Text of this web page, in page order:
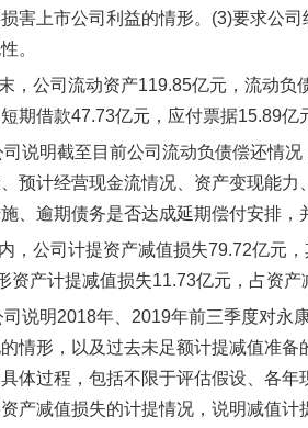
害上市公司利益的情形。(3)要求公
。
，公司流动资产119.85亿元，流动
期借款47.73亿元，应付票据15.89亿
司说明截至目前公司流动负债偿还情
预计经营现金流情况、资产变现能
、逾期债务是否达成延期偿付安排，
，公司计提资产减值损失79.72亿元
资产计提减值损失11.73亿元，占资产
司说明2018年、2019年前三季度对永
情形，以及过去未足额计提减值准
体过程，包括不限于评估假设、各
产减值损失的计提情况，说明减值计